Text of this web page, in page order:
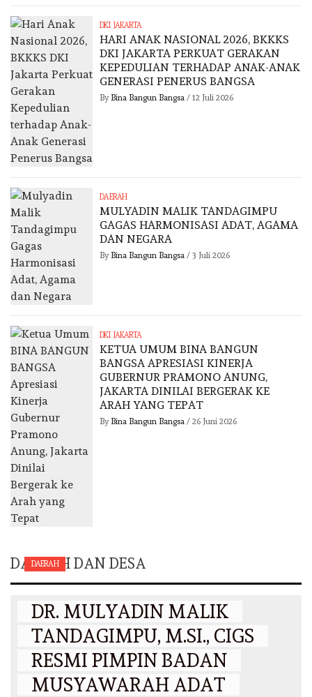
DKI JAKARTA
HARI ANAK NASIONAL 2026, BKKKS
DKI JAKARTA PERKUAT GERAKAN
KEPEDULIAN TERHADAP ANAK-ANAK
GENERASI PENERUS BANGSA
By Bina Bangun Bangsa/ 12 Juli 2026
DAERAH
MULYADIN MALIK TANDAGIMPU
GAGAS HARMONISASI ADAT, AGAMA
DAN NEGARA
By Bina Bangun Bangsa/ 3 Juli 2026
DKI JAKARTA
KETUA UMUM BINA BANGUN
BANGSA APRESIASI KINERJA
GUBERNUR PRAMONO ANUNG,
JAKARTA DINILAI BERGERAK KE
ARAH YANG TEPAT
By Bina Bangun Bangsa/ 26 Juni 2026
DAERAH DAN DESA
DAERAH
DR. MULYADIN MALIK
TANDAGIMPU, M.SI., CIGS
RESMI PIMPIN BADAN
MUSYAWARAH ADAT